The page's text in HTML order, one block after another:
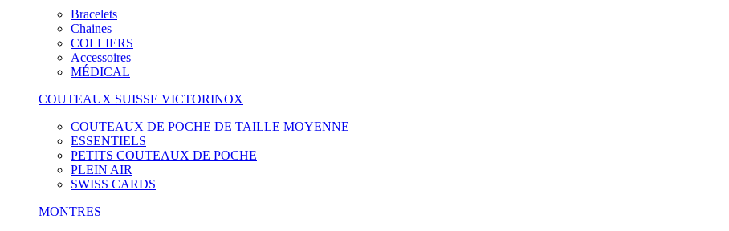
Bracelets
Chaines
COLLIERS
Accessoires
MÉDICAL
COUTEAUX SUISSE VICTORINOX
COUTEAUX DE POCHE DE TAILLE MOYENNE
ESSENTIELS
PETITS COUTEAUX DE POCHE
PLEIN AIR
SWISS CARDS
MONTRES